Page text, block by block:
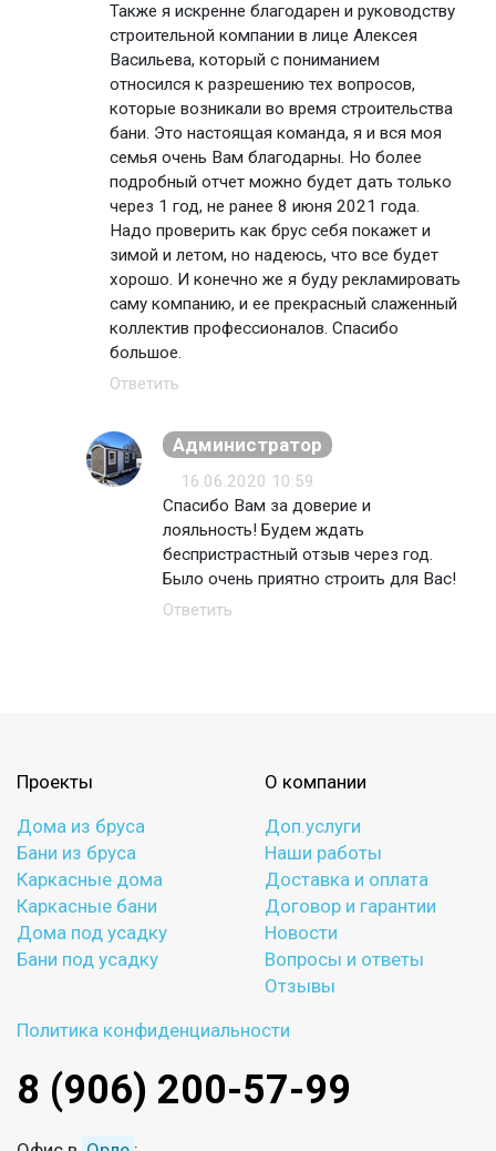
Также я искренне благодарен и руководству
строительной компании в лице Алексея
Васильева, который с пониманием
относился к разрешению тех вопросов,
которые возникали во время строительства
бани. Это настоящая команда, я и вся моя
семья очень Вам благодарны. Но более
подробный отчет можно будет дать только
через 1 год, не ранее 8 июня 2021 года.
Надо проверить как брус себя покажет и
зимой и летом, но надеюсь, что все будет
хорошо. И конечно же я буду рекламировать
саму компанию, и ее прекрасный слаженный
коллектив профессионалов. Спасибо
большое.
Ответить
Администратор
16.06.2020 10:59
Спасибо Вам за доверие и
лояльность! Будем ждать
беспристрастный отзыв через год.
Было очень приятно строить для Вас!
Ответить
Проекты
Дома из бруса
Бани из бруса
Каркасные дома
Каркасные бани
Дома под усадку
Бани под усадку
О компании
Доп.услуги
Наши работы
Доставка и оплата
Договор и гарантии
Новости
Вопросы и ответы
Отзывы
Политика конфиденциальности
8 (906) 200-57-99